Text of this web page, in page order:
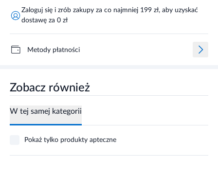
Zaloguj się i zrób zakupy za co najmniej 199 zł, aby uzyskać
dostawę za 0 zł
Metody płatności
Zobacz również
W tej samej kategorii
Pokaż tylko produkty apteczne